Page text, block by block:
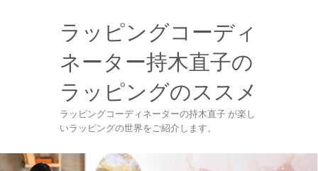
ラッピングコーディ
ネーター持木直子の
ラッピングのススメ
ラッピングコーディネーターの持木直子 が楽し
いラッピングの世界をご紹介します。